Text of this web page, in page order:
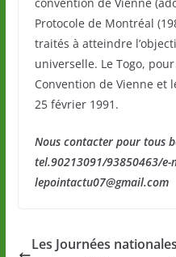
Protocole de Montréal
traités à atteindre
universelle. Le Togo,
Convention de Vienne et
25 février 1991.
Nous contacter pour tous
tel.90213091/93850463/e-
lepointactu07@gmail.com
Les Journées